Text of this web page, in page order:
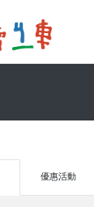
優惠活動